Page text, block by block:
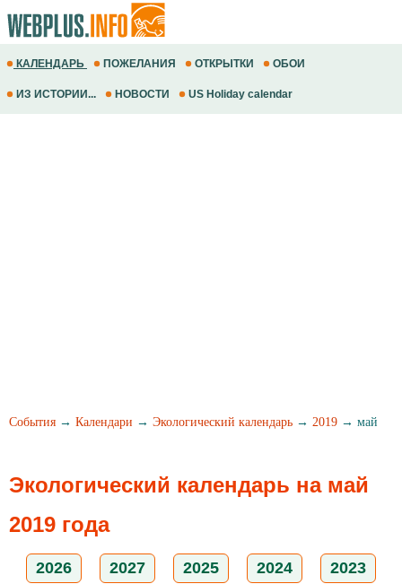
КАЛЕНДАРЬ ПОЖЕЛАНИЯ ОТКРЫТКИ ОБОИ
ИЗ ИСТОРИИ... НОВОСТИ US Holiday calendar
События → Календари → Экологический календарь → 2019 → май
Экологический календарь на май
2019 года
2026 2027 2025 2024 2023